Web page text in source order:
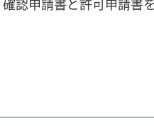
認申請書と許可申請書